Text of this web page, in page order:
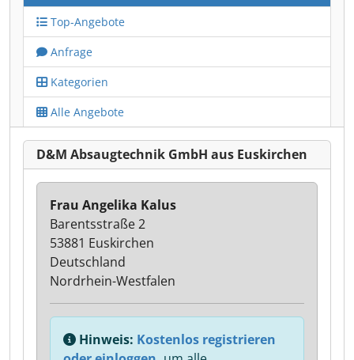
Top-Angebote
Anfrage
Kategorien
Alle Angebote
D&M Absaugtechnik GmbH aus Euskirchen
Frau Angelika Kalus
Barentsstraße 2
53881 Euskirchen
Deutschland
Nordrhein-Westfalen
Hinweis: Kostenlos registrieren